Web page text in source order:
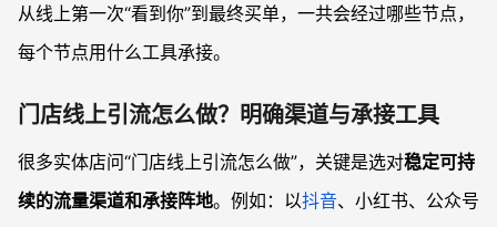
从线上第一次“看到你”到最终买单，一共会经过哪些节点，
每个节点用什么工具承接。
门店线上引流怎么做？明确渠道与承接工具
很多实体店问“门店线上引流怎么做”，关键是选对稳定可持
续的流量渠道和承接阵地。例如：以抖音、小红书、公众号